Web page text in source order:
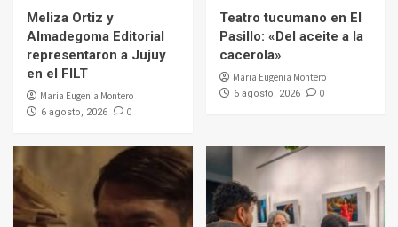
Meliza Ortiz y
Almadegoma Editorial
representaron a Jujuy
en el FILT
Maria Eugenia Montero
6 agosto, 2026 0
Teatro tucumano en El
Pasillo: «Del aceite a la
cacerola»
Maria Eugenia Montero
6 agosto, 2026 0